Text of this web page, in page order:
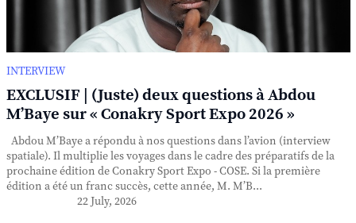
INTERVIEW
EXCLUSIF | (Juste) deux questions à Abdou
M’Baye sur « Conakry Sport Expo 2026 »
Abdou M’Baye a répondu à nos questions dans l’avion (interview
spatiale). Il multiplie les voyages dans le cadre des préparatifs de la
prochaine édition de Conakry Sport Expo - COSE. Si la première
édition a été un franc succès, cette année, M. M’B...
22 July, 2026